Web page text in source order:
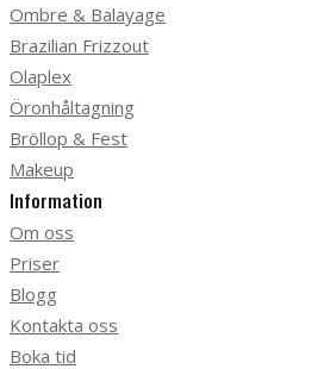
Ombre & Balayage
Brazilian Frizzout
Olaplex
Öronhåltagning
Bröllop & Fest
Makeup
Information
Om oss
Priser
Blogg
Kontakta oss
Boka tid